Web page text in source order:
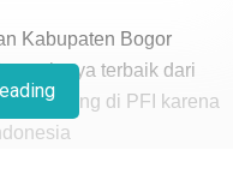
Kabupaten Bogor
karya terbaik dari
bernaung di PFI karena